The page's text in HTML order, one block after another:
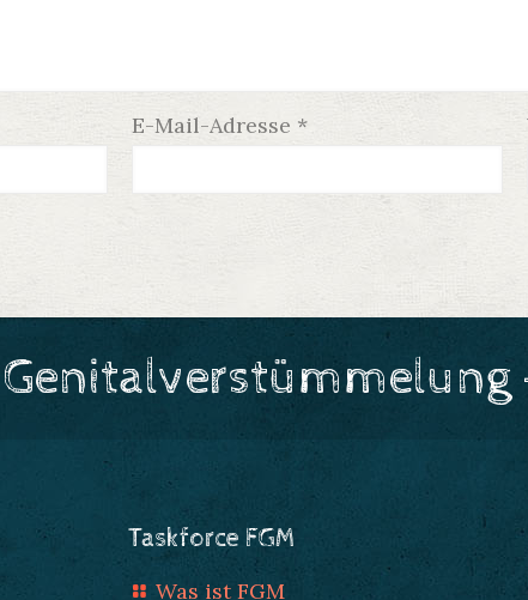
E-Mail-Adresse *
Taskforce FGM
Was ist FGM